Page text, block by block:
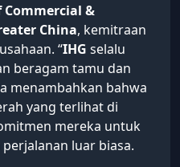
Commercial &
China, kemitraan
“IHG selalu
beragam tamu dan
menambahkan bahwa
yang terlihat di
mereka untuk
luar biasa.